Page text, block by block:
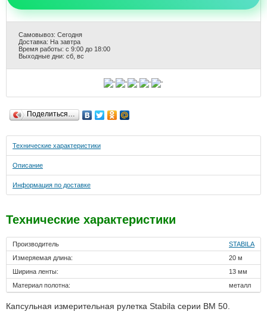
Самовывоз: Сегодня
Доставка: На завтра
Время работы: с 9:00 до 18:00
Выходные дни: сб, вс
Поделиться…
Технические характеристики
Описание
Информация по доставке
Технические характеристики
Производитель
STABILA
Измеряемая длина:
20 м
Ширина ленты:
13 мм
Материал полотна:
металл
Капсульная измерительная рулетка Stabila серии BM 50.